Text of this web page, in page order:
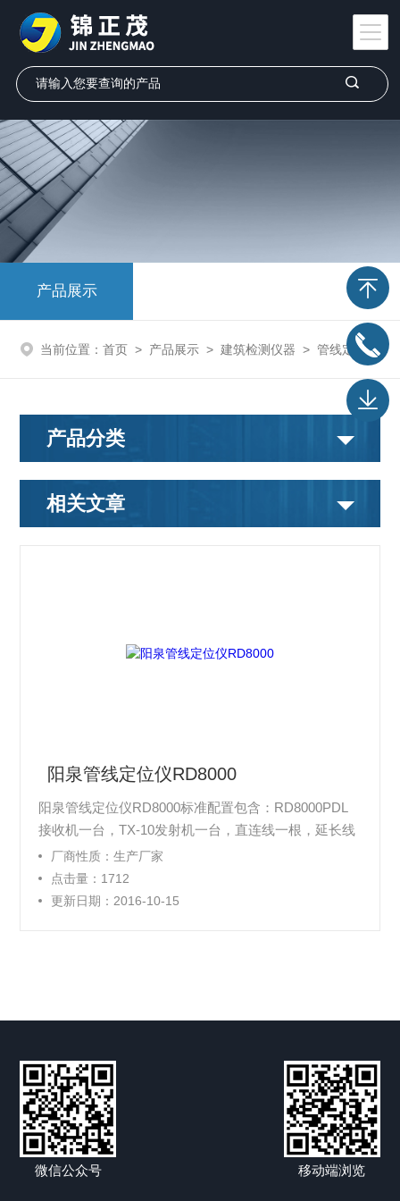
产品展示
当前位置： 首页 > 产品展示 > 建筑检测仪器 > 管线定位仪
产品分类
相关文章
阳泉管线定位仪RD8000
阳泉管线定位仪RD8000标准配置包含：RD8000PDL
接收机一台，TX-10发射机一台，直连线一根，延长线
一根，地钎一个，原装仪器包一个，英文说明书一份。
厂商性质：生产厂家
点击量：1712
更新日期：2016-10-15
微信公众号 移动端浏览